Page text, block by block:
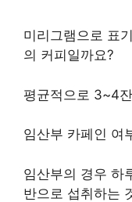
미리그램으로 표
의 커피일까요?
평균적으로 3~4
임산부 카페인 여
임산부의 경우 하
반으로 섭취하는